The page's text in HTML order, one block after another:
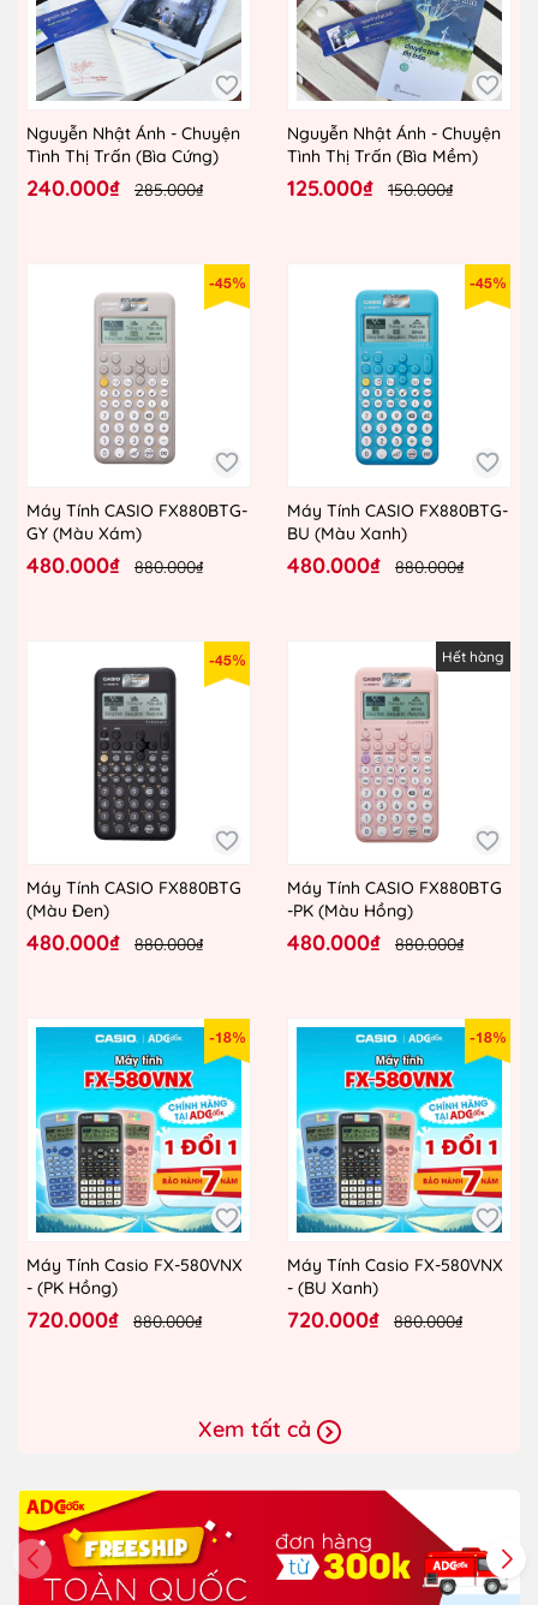
Nguyễn Nhật Ánh - Chuyện
Tình Thị Trấn (Bìa Cứng)
240.000₫ 285.000₫
Nguyễn Nhật Ánh - Chuyện
Tình Thị Trấn (Bìa Mềm)
125.000₫ 150.000₫
-45%
Máy Tính CASIO FX880BTG-
GY (Màu Xám)
480.000₫ 880.000₫
-45%
Máy Tính CASIO FX880BTG-
BU (Màu Xanh)
480.000₫ 880.000₫
-45%
Máy Tính CASIO FX880BTG
(Màu Đen)
480.000₫ 880.000₫
Hết hàng
Máy Tính CASIO FX880BTG
-PK (Màu Hồng)
480.000₫ 880.000₫
-18%
Máy Tính Casio FX-580VNX
- (PK Hồng)
720.000₫ 880.000₫
-18%
Máy Tính Casio FX-580VNX
- (BU Xanh)
720.000₫ 880.000₫
Xem tất cả